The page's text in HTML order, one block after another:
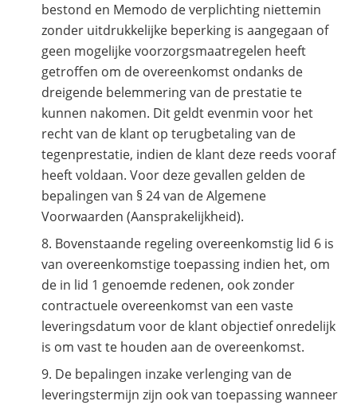
bestond en Memodo de verplichting niettemin
zonder uitdrukkelijke beperking is aangegaan of
geen mogelijke voorzorgsmaatregelen heeft
getroffen om de overeenkomst ondanks de
dreigende belemmering van de prestatie te
kunnen nakomen. Dit geldt evenmin voor het
recht van de klant op terugbetaling van de
tegenprestatie, indien de klant deze reeds vooraf
heeft voldaan. Voor deze gevallen gelden de
bepalingen van § 24 van de Algemene
Voorwaarden (Aansprakelijkheid).
Bovenstaande regeling overeenkomstig lid 6 is
van overeenkomstige toepassing indien het, om
de in lid 1 genoemde redenen, ook zonder
contractuele overeenkomst van een vaste
leveringsdatum voor de klant objectief onredelijk
is om vast te houden aan de overeenkomst.
De bepalingen inzake verlenging van de
leveringstermijn zijn ook van toepassing wanneer